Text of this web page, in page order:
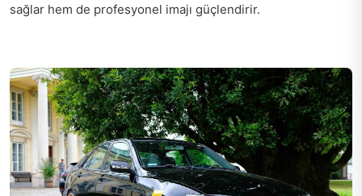
sağlar hem de profesyonel imajı güçlendirir.